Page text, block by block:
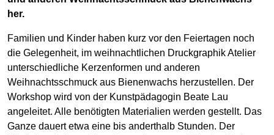
her.
Familien und Kinder haben kurz vor den Feiertagen noch
die Gelegenheit, im weihnachtlichen Druckgraphik Atelier
unterschiedliche Kerzenformen und anderen
Weihnachtsschmuck aus Bienenwachs herzustellen. Der
Workshop wird von der Kunstpädagogin Beate Lau
angeleitet. Alle benötigten Materialien werden gestellt. Das
Ganze dauert etwa eine bis anderthalb Stunden. Der